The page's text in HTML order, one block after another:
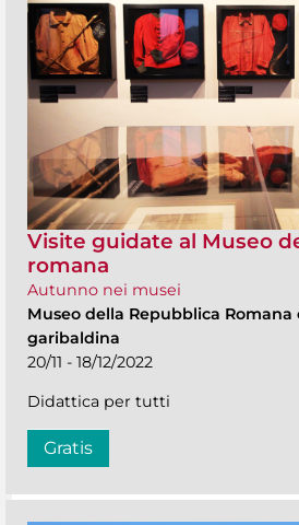
Visite guidate al Museo
romana
Autunno nei musei
Museo della Repubblica
garibaldina
20/11 - 18/12/2022
Didattica per tutti
Gratis